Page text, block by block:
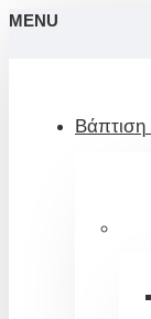
MENU
Βάπτιση